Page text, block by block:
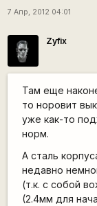
7 Апр, 2012 04:01
Zyfix
Там еще
то норовит
уже как-то
норм.
А сталь
недавно
(т.к. с собой
(2.4мм для